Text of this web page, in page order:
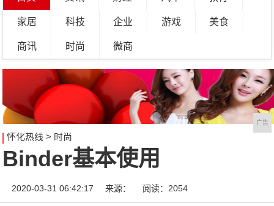
家居 科技 企业 游戏 美食
商讯 时尚 微商
广告
怀化热线 > 时尚
Binder基本使用
2020-03-31 06:42:17 来源： 阅读：2054